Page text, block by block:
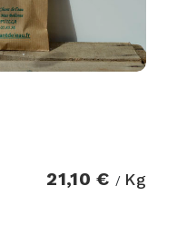
21,10 € / Kg